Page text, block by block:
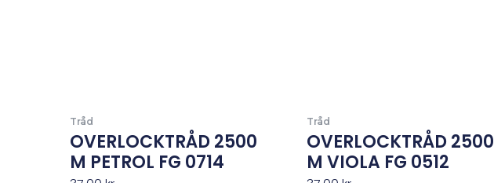
Tråd
OVERLOCKTRÅD 2500
M PETROL FG 0714
Tråd
OVERLOCKTRÅD 2500
M VIOLA FG 0512